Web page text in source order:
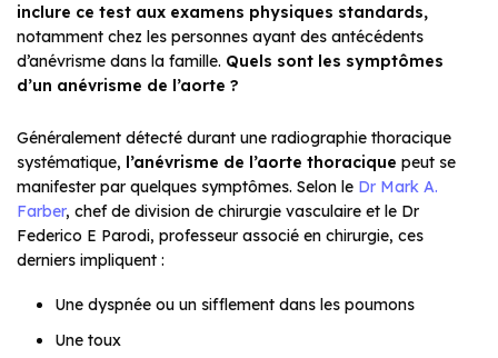
inclure ce test aux examens physiques standards,
notamment chez les personnes ayant des antécédents
d’anévrisme dans la famille. Quels sont les symptômes
d’un anévrisme de l’aorte ?
Généralement détecté durant une radiographie thoracique
systématique, l’anévrisme de l’aorte thoracique peut se
manifester par quelques symptômes. Selon le Dr Mark A.
Farber, chef de division de chirurgie vasculaire et le Dr
Federico E Parodi, professeur associé en chirurgie, ces
derniers impliquent :
Une dyspnée ou un sifflement dans les poumons
Une toux